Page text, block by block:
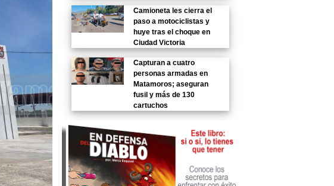
Camioneta les cierra el
paso a motociclistas y
huye tras el choque en
Ciudad Victoria
Capturan a cuatro
personas armadas en
Matamoros; aseguran
fusil y más de 130
cartuchos